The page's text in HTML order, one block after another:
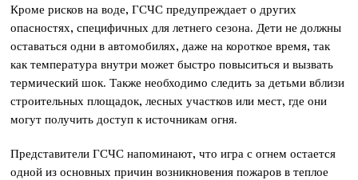
Кроме рисков на воде, ГСЧС предупреждает о других
опасностях, специфичных для летнего сезона. Дети не должны
оставаться одни в автомобилях, даже на короткое время, так
как температура внутри может быстро повыситься и вызвать
термический шок. Также необходимо следить за детьми вблизи
строительных площадок, лесных участков или мест, где они
могут получить доступ к источникам огня.
Представители ГСЧС напоминают, что игра с огнем остается
одной из основных причин возникновения пожаров в теплое